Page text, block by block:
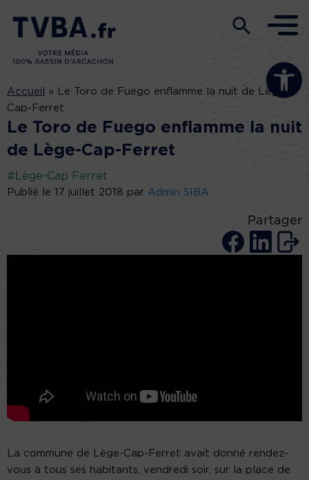
Ouvrir la
Accueil »
Le Toro de Fuego enflamme la nuit de Lège-
Cap-Ferret
Le Toro de Fuego enflamme la nuit
de Lège-Cap-Ferret
#Lège-Cap Ferret
Publié le 17 juillet 2018 par Admin SIBA
Partager
La commune de Lège-Cap-Ferret avait donné rendez-
vous à tous ses habitants, vendredi soir, sur la place de